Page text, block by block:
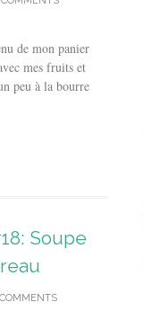
de mon panier
mes fruits et
peu à la bourre
Soupe